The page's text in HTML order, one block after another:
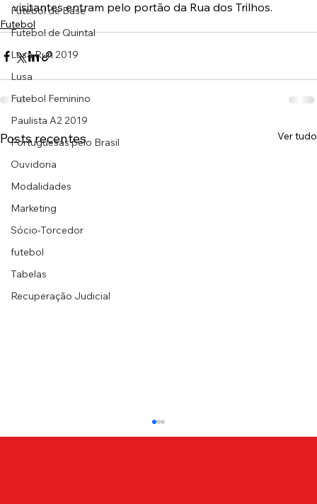
Futebol de Base
Futebol de Quintal
Lusa Run 2019
Lusa
Futebol Feminino
Paulista A2 2019
Portuguesas pelo Brasil
Ouvidoria
Modalidades
Marketing
Sócio-Torcedor
futebol
Tabelas
Recuperação Judicial
visitantes entram pelo portão da Rua dos Trilhos.
Futebol
Posts recentes Ver tudo